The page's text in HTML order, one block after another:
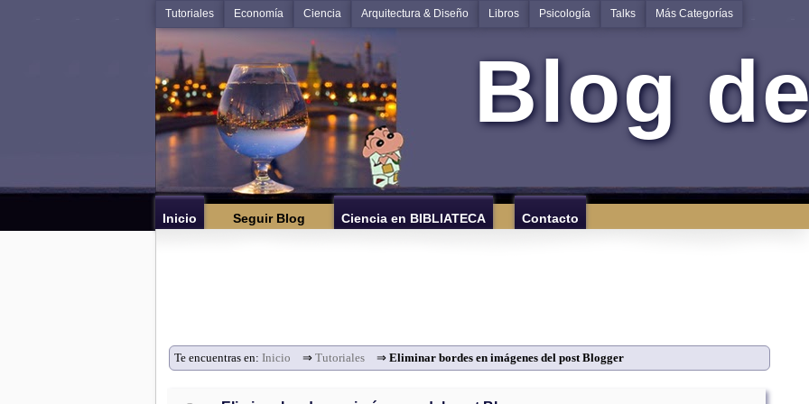
Tutoriales Economía Ciencia Arquitectura & Diseño Libros Psicología Talks Más Categorías
Blog
Inicio Seguir Blog Ciencia en BIBLIATECA Contacto
Te encuentras en: Inicio ⇒ Tutoriales ⇒ Eliminar bordes en imágenes del post Blogger